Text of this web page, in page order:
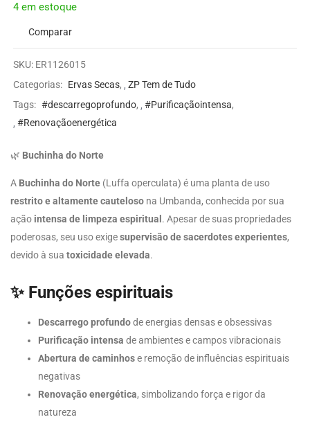
4 em estoque
Comparar
SKU: ER1126015
Categorias: Ervas Secas,
ZP Tem de Tudo
Tags: #descarregoprofundo, #Purificaçãointensa,
#Renovaçãoenergética
🌿 Buchinha do Norte
A Buchinha do Norte (Luffa operculata) é uma planta de uso
restrito e altamente cauteloso na Umbanda, conhecida por sua
ação intensa de limpeza espiritual . Apesar de suas propriedades
poderosas, seu uso exigesupervisão de sacerdotes experientes,
devido à sua toxicidade elevada.
✨ Funções espirituais
Descarrego profundode energias densas e obsessivas
Purificação intensa de ambientes e campos vibracionais
Abertura de caminhose remoção de influências espirituais
negativas
Renovação energética, simbolizando força e rigor da
natureza